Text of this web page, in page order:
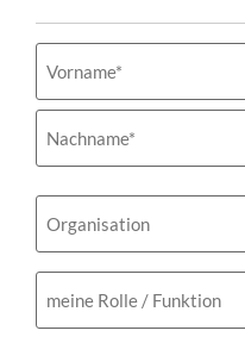
Organisation
meine
Rolle